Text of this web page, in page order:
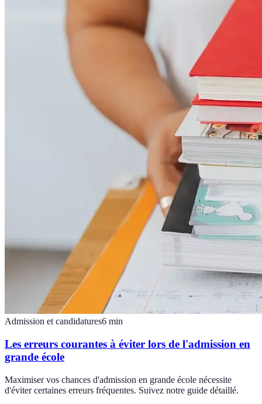
Admission et candidatures6 min
Les erreurs courantes à éviter lors de l'admission en
grande école
Maximiser vos chances d'admission en grande école nécessite
d'éviter certaines erreurs fréquentes. Suivez notre guide détaillé.